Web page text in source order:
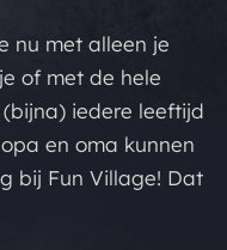
nu met alleen je
of met de hele
iedere leeftijd
en oma kunnen
bij Fun Village! Dat